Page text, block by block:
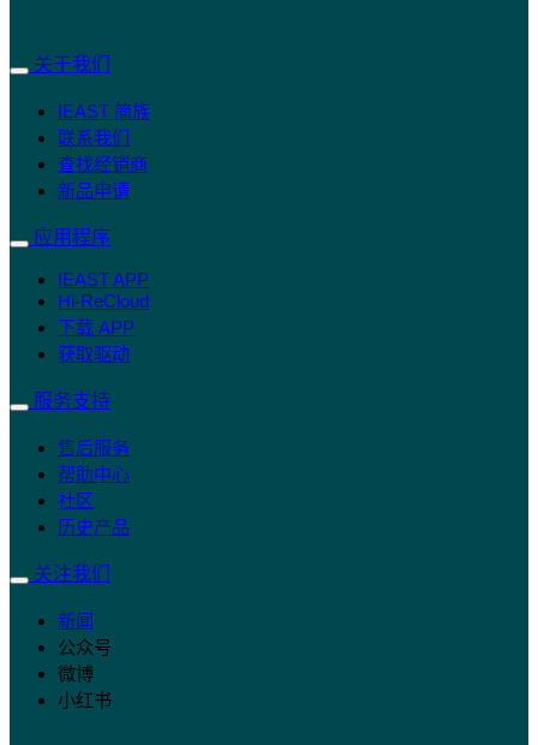
关于我们
IEAST 简族
联系我们
查找经销商
新品申请
应用程序
IEAST APP
Hi-ReCloud
下载 APP
获取驱动
服务支持
售后服务
帮助中心
社区
历史产品
关注我们
新闻
公众号
微博
小红书